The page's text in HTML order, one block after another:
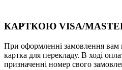
КАРТКОЮ VISA/
При оформленні замовлення вам
картка для перекладу. В ході
призначенні номер свого